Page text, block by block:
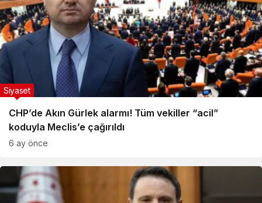
CHP’de Akın Gürlek alarmı! Tüm vekiller “acil”
koduyla Meclis’e çağırıldı
Siyaset
6 ay önce